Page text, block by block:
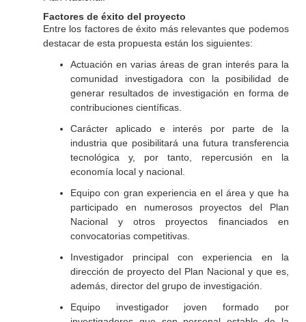
Factores de éxito del proyecto
Entre los factores de éxito más relevantes que podemos
destacar de esta propuesta están los siguientes:
Actuación en varias áreas de gran interés para la
comunidad investigadora con la posibilidad de
generar resultados de investigación en forma de
contribuciones científicas.
Carácter aplicado e interés por parte de la
industria que posibilitará una futura transferencia
tecnológica y, por tanto, repercusión en la
economía local y nacional.
Equipo con gran experiencia en el área y que ha
participado en numerosos proyectos del Plan
Nacional y otros proyectos financiados en
convocatorias competitivas.
Investigador principal con experiencia en la
dirección de proyecto del Plan Nacional y que es,
además, director del grupo de investigación.
Equipo investigador joven formado por